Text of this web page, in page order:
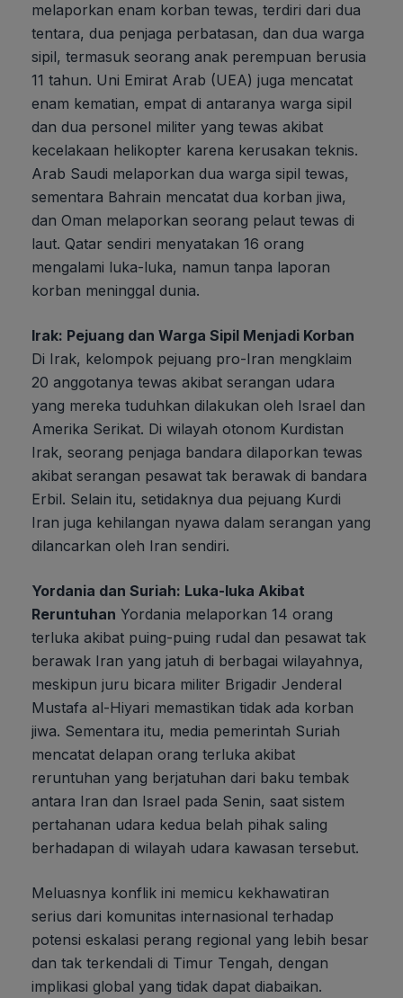
melaporkan enam korban tewas, terdiri dari dua
tentara, dua penjaga perbatasan, dan dua warga
sipil, termasuk seorang anak perempuan berusia
11 tahun. Uni Emirat Arab (UEA) juga mencatat
enam kematian, empat di antaranya warga sipil
dan dua personel militer yang tewas akibat
kecelakaan helikopter karena kerusakan teknis.
Arab Saudi melaporkan dua warga sipil tewas,
sementara Bahrain mencatat dua korban jiwa,
dan Oman melaporkan seorang pelaut tewas di
laut. Qatar sendiri menyatakan 16 orang
mengalami luka-luka, namun tanpa laporan
korban meninggal dunia.
Irak: Pejuang dan Warga Sipil Menjadi Korban
Di Irak, kelompok pejuang pro-Iran mengklaim
20 anggotanya tewas akibat serangan udara
yang mereka tuduhkan dilakukan oleh Israel dan
Amerika Serikat. Di wilayah otonom Kurdistan
Irak, seorang penjaga bandara dilaporkan tewas
akibat serangan pesawat tak berawak di bandara
Erbil. Selain itu, setidaknya dua pejuang Kurdi
Iran juga kehilangan nyawa dalam serangan yang
dilancarkan oleh Iran sendiri.
Yordania dan Suriah: Luka-luka Akibat
Reruntuhan Yordania melaporkan 14 orang
terluka akibat puing-puing rudal dan pesawat tak
berawak Iran yang jatuh di berbagai wilayahnya,
meskipun juru bicara militer Brigadir Jenderal
Mustafa al-Hiyari memastikan tidak ada korban
jiwa. Sementara itu, media pemerintah Suriah
mencatat delapan orang terluka akibat
reruntuhan yang berjatuhan dari baku tembak
antara Iran dan Israel pada Senin, saat sistem
pertahanan udara kedua belah pihak saling
berhadapan di wilayah udara kawasan tersebut.
Meluasnya konflik ini memicu kekhawatiran
serius dari komunitas internasional terhadap
potensi eskalasi perang regional yang lebih besar
dan tak terkendali di Timur Tengah, dengan
implikasi global yang tidak dapat diabaikan.